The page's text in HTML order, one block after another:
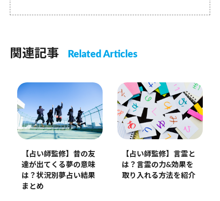
関連記事 Related Articles
【占い師監修】昔の友
達が出てくる夢の意味
は？状況別夢占い結果
まとめ
【占い師監修】言霊と
は？言霊の力&効果を
取り入れる方法を紹介